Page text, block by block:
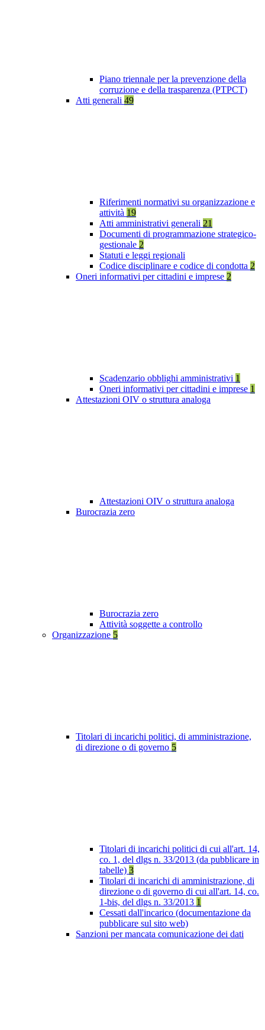
Piano triennale per la prevenzione della
corruzione e della trasparenza (PTPCT)
Atti generali 49
Riferimenti normativi su organizzazione e
attività 19
Atti amministrativi generali 21
Documenti di programmazione strategico-
gestionale 2
Statuti e leggi regionali
Codice disciplinare e codice di condotta 2
Oneri informativi per cittadini e imprese 2
Scadenzario obblighi amministrativi 1
Oneri informativi per cittadini e imprese 1
Attestazioni OIV o struttura analoga
Attestazioni OIV o struttura analoga
Burocrazia zero
Burocrazia zero
Attività soggette a controllo
Organizzazione 5
Titolari di incarichi politici, di amministrazione,
di direzione o di governo 5
Titolari di incarichi politici di cui all'art. 14,
co. 1, del dlgs n. 33/2013 (da pubblicare in
tabelle) 3
Titolari di incarichi di amministrazione, di
direzione o di governo di cui all'art. 14, co.
1-bis, del dlgs n. 33/2013 1
Cessati dall'incarico (documentazione da
pubblicare sul sito web)
Sanzioni per mancata comunicazione dei dati